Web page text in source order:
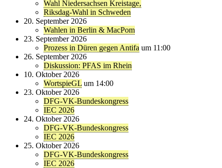
Wahl Niedersachsen Kreistage,
Riksdag-Wahl in Schweden
20. September 2026
Wahlen in Berlin & MacPom
23. September 2026
Prozess in Düren gegen Antifa um 11:00
26. September 2026
Diskussion: PFAS im Rhein
10. Oktober 2026
WortspieGL um 14:00
23. Oktober 2026
DFG-VK-Bundeskongress
IEC 2026
24. Oktober 2026
DFG-VK-Bundeskongress
IEC 2026
25. Oktober 2026
DFG-VK-Bundeskongress
IEC 2026